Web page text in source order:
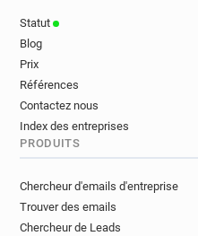
Statut
Blog
Prix
Références
Contactez nous
Index des entreprises
PRODUITS
Chercheur d'emails d'entreprise
Trouver des emails
Chercheur de Leads